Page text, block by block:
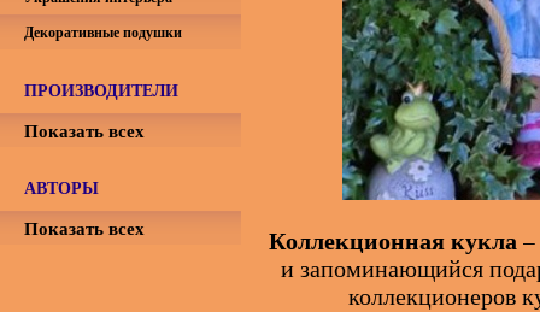
Коллекционная кукла
и запоминающийся
коллекционеров
Декоративные подушки
ПРОИЗВОДИТЕЛИ
Показать всех
АВТОРЫ
Показать всех